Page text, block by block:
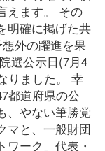
えます。 その
明確に掲げた共
外の躍進を果
選公示日(7月4
りました。 幸
都道府県の公
、やない筆勝党
マと、一般財団
ーク」代表・